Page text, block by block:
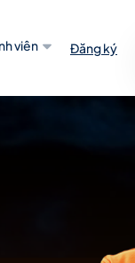
viên Đăng ký